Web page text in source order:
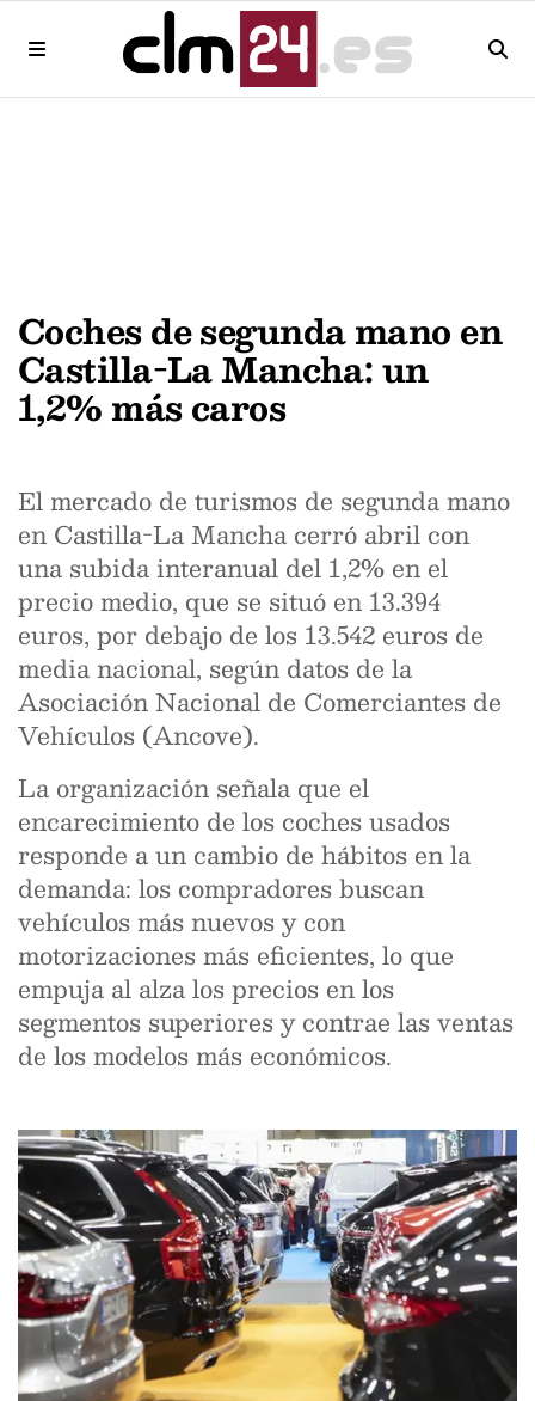
Coches de segunda mano en
Castilla-La Mancha: un
1,2% más caros
El mercado de turismos de segunda mano
en Castilla-La Mancha cerró abril con
una subida interanual del 1,2% en el
precio medio, que se situó en 13.394
euros, por debajo de los 13.542 euros de
media nacional, según datos de la
Asociación Nacional de Comerciantes de
Vehículos (Ancove).
La organización señala que el
encarecimiento de los coches usados
responde a un cambio de hábitos en la
demanda: los compradores buscan
vehículos más nuevos y con
motorizaciones más eficientes, lo que
empuja al alza los precios en los
segmentos superiores y contrae las ventas
de los modelos más económicos.